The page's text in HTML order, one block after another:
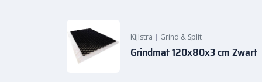
Kijlstra | Grind & Split
Grindmat 120x80x3 cm Zwart